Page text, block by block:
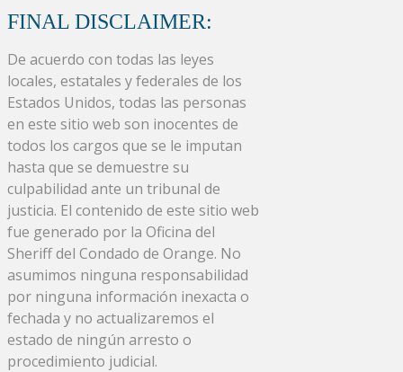
FINAL DISCLAIMER:
De acuerdo con todas las leyes
locales, estatales y federales de los
Estados Unidos, todas las personas
en este sitio web son inocentes de
todos los cargos que se le imputan
hasta que se demuestre su
culpabilidad ante un tribunal de
justicia. El contenido de este sitio web
fue generado por la Oficina del
Sheriff del Condado de Orange. No
asumimos ninguna responsabilidad
por ninguna información inexacta o
fechada y no actualizaremos el
estado de ningún arresto o
procedimiento judicial.